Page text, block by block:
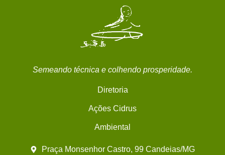
Semeando técnica e colhendo prosperidade.
Diretoria
Ações Cidrus
Ambiental
Praça Monsenhor Castro, 99 Candeias/MG